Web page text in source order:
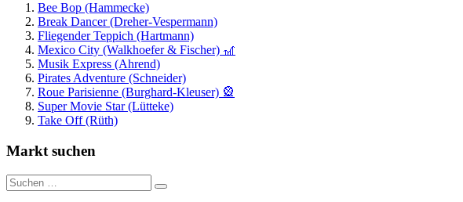
Bee Bop (Hammecke)
Break Dancer (Dreher-Vespermann)
Fliegender Teppich (Hartmann)
Mexico City (Walkhoefer & Fischer) 🎢
Musik Express (Ahrend)
Pirates Adventure (Schneider)
Roue Parisienne (Burghard-Kleuser) 🎡
Super Movie Star (Lütteke)
Take Off (Rüth)
Markt suchen
Suchen
nach:
Suchen